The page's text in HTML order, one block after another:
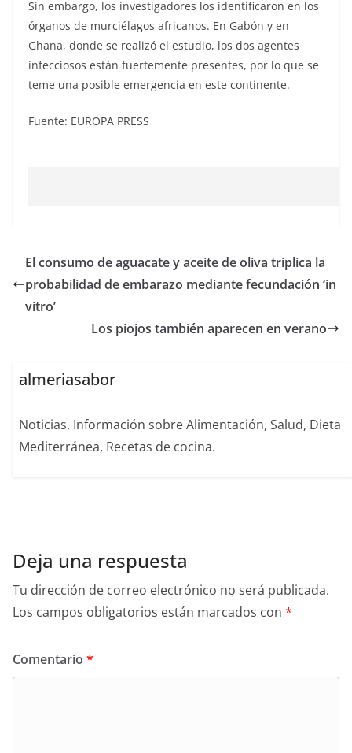
Sin embargo, los investigadores los identificaron en los
órganos de murciélagos africanos. En Gabón y en
Ghana, donde se realizó el estudio, los dos agentes
infecciosos están fuertemente presentes, por lo que se
teme una posible emergencia en este continente.
Fuente: EUROPA PRESS
El consumo de aguacate y aceite de oliva triplica la
probabilidad de embarazo mediante fecundación ‘in
vitro’
Los piojos también aparecen en verano
almeriasabor
Noticias. Información sobre Alimentación, Salud, Dieta
Mediterránea, Recetas de cocina.
Deja una respuesta
Tu dirección de correo electrónico no será publicada.
Los campos obligatorios están marcados con *
Comentario *